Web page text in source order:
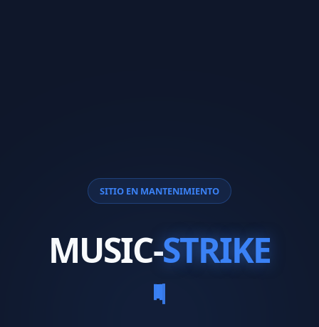
SITIO EN MANTENIMIENTO
MUSIC-STRIKE